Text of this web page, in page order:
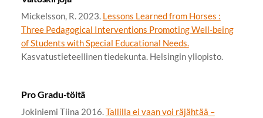
Mickelsson, R. 2023. Lessons Learned from Horses :
Three Pedagogical Interventions Promoting Well-being
of Students with Special Educational Needs.
Kasvatustieteellinen tiedekunta. Helsingin yliopisto.
Pro Gradu-töitä
Jokiniemi Tiina 2016.Tallilla ei vaan voi räjähtää –